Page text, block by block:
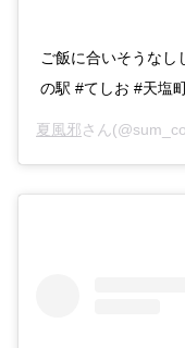
ご飯に合いそうなし
の駅 #てしお #天塩
夏風邪さん